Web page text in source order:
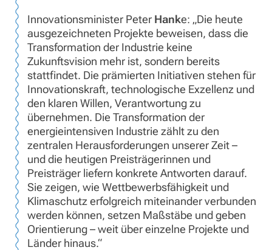
Innovationsminister Peter Hanke: „Die heute
ausgezeichneten Projekte beweisen, dass die
Transformation der Industrie keine
Zukunftsvision mehr ist, sondern bereits
stattfindet. Die prämierten Initiativen stehen für
Innovationskraft, technologische Exzellenz und
den klaren Willen, Verantwortung zu
übernehmen. Die Transformation der
energieintensiven Industrie zählt zu den
zentralen Herausforderungen unserer Zeit –
und die heutigen Preisträgerinnen und
Preisträger liefern konkrete Antworten darauf.
Sie zeigen, wie Wettbewerbsfähigkeit und
Klimaschutz erfolgreich miteinander verbunden
werden können, setzen Maßstäbe und geben
Orientierung – weit über einzelne Projekte und
Länder hinaus.“